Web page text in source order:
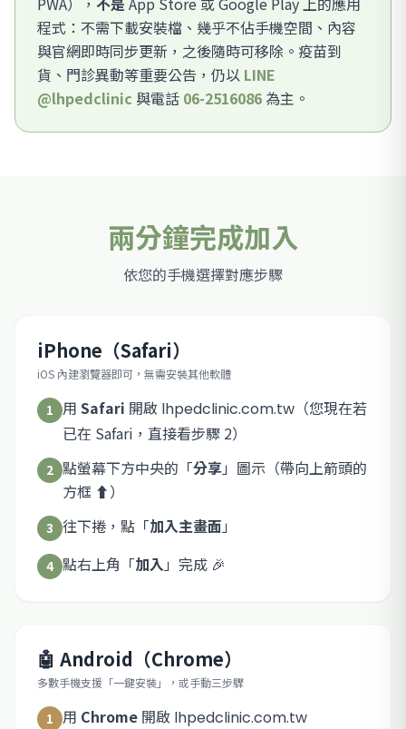
程式：不需下載安裝檔、幾乎不佔手機空間、內容
與官網即時同步更新，之後隨時可移除。疫苗到
貨、門診異動等重要公告，仍以 LINE
@lhpedclinic 與電話 06-2516086 為主。
兩分鐘完成加入
依您的手機選擇對應步驟
iPhone（Safari）
iOS 內建瀏覽器即可，無需安裝其他軟體
1 用 Safari 開啟 lhpedclinic.com.tw （您現在若
已在 Safari，直接看步驟 2）
2 點螢幕下方中央的「分享」圖示（帶向上箭頭的
方框 ⬆️）
3 往下捲，點「加入主畫面 」
4 點右上角「加入 」完成 🎉
🤖 Android（Chrome）
多數手機支援「一鍵安裝」，或手動三步驟
1 用 Chrome 開啟 lhpedclinic.com.tw